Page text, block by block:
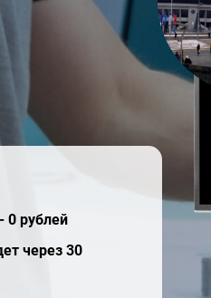
0 рублей
через 30